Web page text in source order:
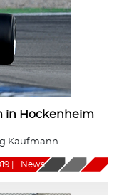
in Hockenheim
Kaufmann
News